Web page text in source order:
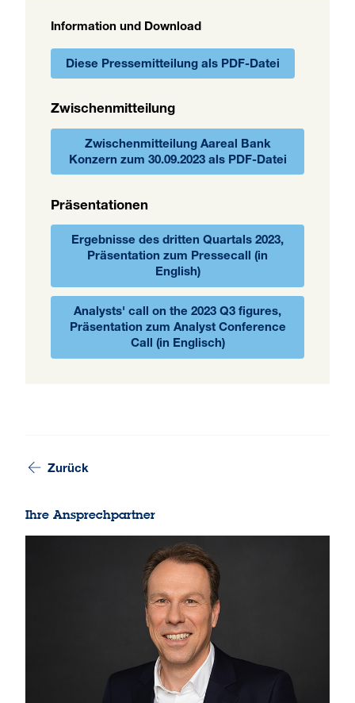
Information und Download
Diese Pressemitteilung als PDF-Datei
Zwischenmitteilung
Zwischenmitteilung Aareal Bank
Konzern zum 30.09.2023 als PDF-Datei
Präsentationen
Ergebnisse des dritten Quartals 2023,
Präsentation zum Pressecall (in
English)
Analysts' call on the 2023 Q3 figures,
Präsentation zum Analyst Conference
Call (in Englisch)
Zurück
Ihre Ansprechpartner